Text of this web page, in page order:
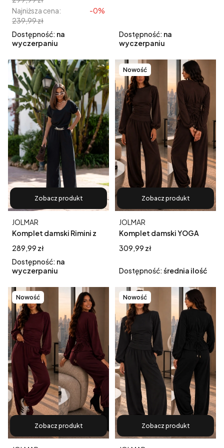
Najniższa cena:
239,99 zł
-0%
Dostępność: na
wyczerpaniu
Dostępność: na
wyczerpaniu
Zobacz produkt
Komplet damski Rimini z
bluzka + spodnie czarny
Producent
JOLMAR
Cena
289,99 zł
Dostępność: na
wyczerpaniu
Nowość
Zobacz produkt
Komplet damski YOGA
efektownym wiązaniem i
Producent
JOLMAR
Cena
309,99 zł
Dostępność: średnia ilość
Nowość
Zobacz produkt
Nowość
Zobacz produkt